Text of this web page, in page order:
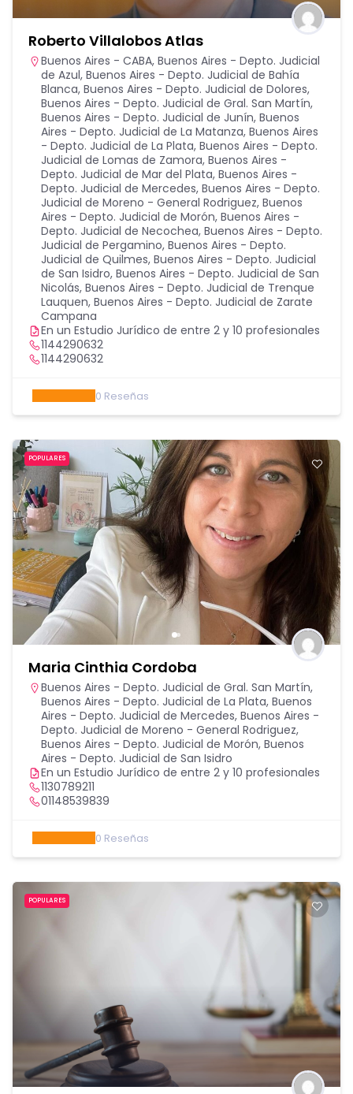
Roberto Villalobos Atlas
Buenos Aires - CABA, Buenos Aires - Depto. Judicial
de Azul, Buenos Aires - Depto. Judicial de Bahía
Blanca, Buenos Aires - Depto. Judicial de Dolores,
Buenos Aires - Depto. Judicial de Gral. San Martín,
Buenos Aires - Depto. Judicial de Junín, Buenos
Aires - Depto. Judicial de La Matanza, Buenos Aires
- Depto. Judicial de La Plata, Buenos Aires - Depto.
Judicial de Lomas de Zamora, Buenos Aires -
Depto. Judicial de Mar del Plata, Buenos Aires -
Depto. Judicial de Mercedes, Buenos Aires - Depto.
Judicial de Moreno - General Rodriguez, Buenos
Aires - Depto. Judicial de Morón, Buenos Aires -
Depto. Judicial de Necochea, Buenos Aires - Depto.
Judicial de Pergamino, Buenos Aires - Depto.
Judicial de Quilmes, Buenos Aires - Depto. Judicial
de San Isidro, Buenos Aires - Depto. Judicial de San
Nicolás, Buenos Aires - Depto. Judicial de Trenque
Lauquen, Buenos Aires - Depto. Judicial de Zarate
Campana
En un Estudio Jurídico de entre 2 y 10 profesionales
1144290632
1144290632
0 Reseñas
POPULARES
Maria Cinthia Cordoba
Buenos Aires - Depto. Judicial de Gral. San Martín,
Buenos Aires - Depto. Judicial de La Plata, Buenos
Aires - Depto. Judicial de Mercedes, Buenos Aires -
Depto. Judicial de Moreno - General Rodriguez,
Buenos Aires - Depto. Judicial de Morón, Buenos
Aires - Depto. Judicial de San Isidro
En un Estudio Jurídico de entre 2 y 10 profesionales
1130789211
01148539839
0 Reseñas
POPULARES